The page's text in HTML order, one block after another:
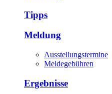
Tipps
Meldung
Ausstellungstermine
Meldegebühren
Ergebnisse